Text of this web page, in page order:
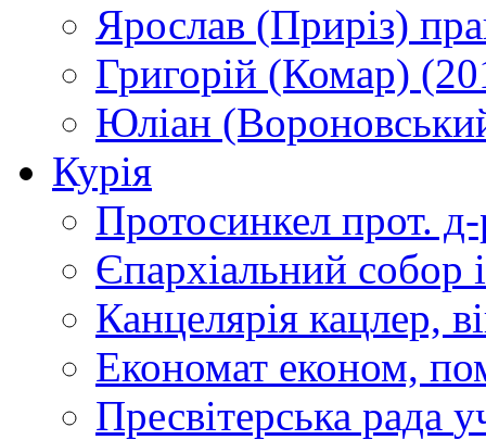
Ярослав (Приріз)
Григорій (Комар)
Юліан
Курія
Протосинкел прот.
Єпархіальний собор
Канцелярія кацлер,
Економат економ,
Пресвітерська рада